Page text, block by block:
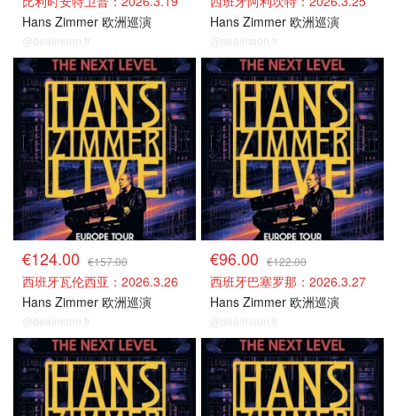
Hans Zimmer 欧洲巡演
@dealmoon.fr
Hans Zimmer 欧洲巡演
@dealmoon.fr
其他场次
€124.00 €157.00
西班牙瓦伦西亚：2026.3.26
Hans Zimmer 欧洲巡演
@dealmoon.fr
其他场次
€96.00 €122.00
西班牙巴塞罗那：2026.3.27
Hans Zimmer 欧洲巡演
@dealmoon.fr
其他场次 其他场次